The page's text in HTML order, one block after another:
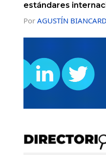
estándares
Por AGUSTÍN